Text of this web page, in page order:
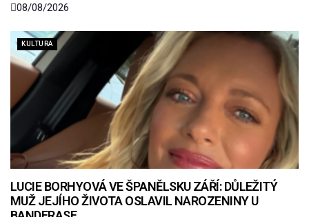
08/08/2026
KULTURA
LUCIE BORHYOVÁ VE ŠPANĚLSKU ZÁŘÍ: DŮLEŽITÝ
MUŽ JEJÍHO ŽIVOTA OSLAVIL NAROZENINY U